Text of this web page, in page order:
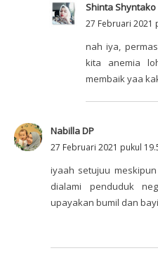
Shinta Shyntako
27 Februari 2021
nah iya,
kita anemia
membaik yaa
Nabilla DP
27 Februari 2021 pukul
iyaah setujuu
dialami penduduk
upayakan bumil dan